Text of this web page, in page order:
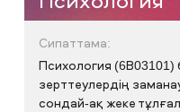
Сипаттама:
Психология
зерттеулердің
сондай-ақ жеке